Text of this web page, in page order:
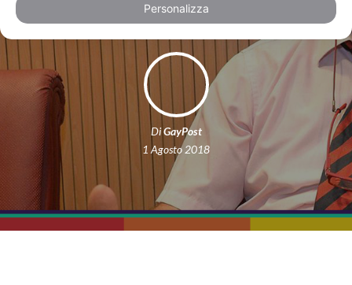
DiGayPost
1 Agosto 2018
Personalizza